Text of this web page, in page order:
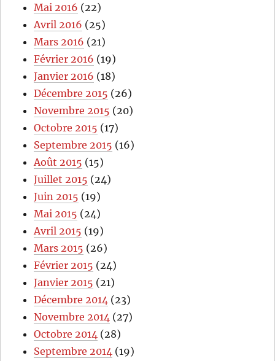
Mai 2016 (22)
Avril 2016 (25)
Mars 2016 (21)
Février 2016 (19)
Janvier 2016 (18)
Décembre 2015 (26)
Novembre 2015 (20)
Octobre 2015 (17)
Septembre 2015 (16)
Août 2015 (15)
Juillet 2015 (24)
Juin 2015 (19)
Mai 2015 (24)
Avril 2015 (19)
Mars 2015 (26)
Février 2015 (24)
Janvier 2015 (21)
Décembre 2014 (23)
Novembre 2014 (27)
Octobre 2014 (28)
Septembre 2014 (19)